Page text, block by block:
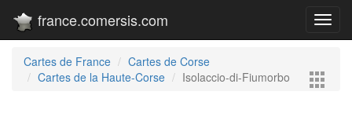
france.comersis.com
Cartes de France
Cartes de Corse
Cartes de la Haute-Corse
Isolaccio-di-Fiumorbo